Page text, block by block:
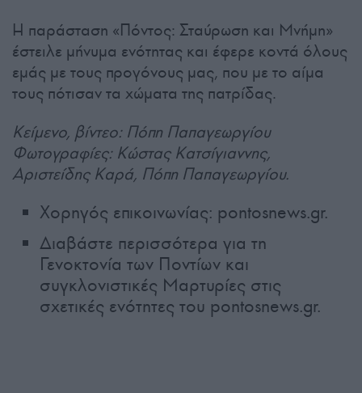
Η παράσταση «Πόντος: Σταύρωση και Μνήμη»
έστειλε μήνυμα ενότητας και έφερε κοντά όλους
εμάς με τους προγόνους μας, που με το αίμα
τους πότισαν τα χώματα της πατρίδας.
Κείμενο, βίντεο: Πόπη Παπαγεωργίου
Φωτογραφίες: Κώστας Κατσίγιαννης,
Αριστείδης Καρά, Πόπη Παπαγεωργίου.
Χορηγός επικοινωνίας: pontosnews.gr.
Διαβάστε περισσότερα για τη
Γενοκτονία των Ποντίων και
συγκλονιστικές Μαρτυρίες στις
σχετικές ενότητες του pontosnews.gr.